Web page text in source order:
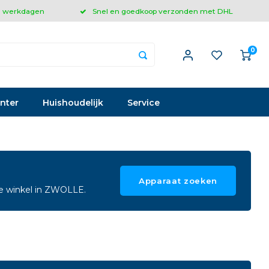
werkdagen Snel en goedkoop verzonden met DHL
0
Huishoudelijk Service
winkel in ZWOLLE.
Apparaat zoeken